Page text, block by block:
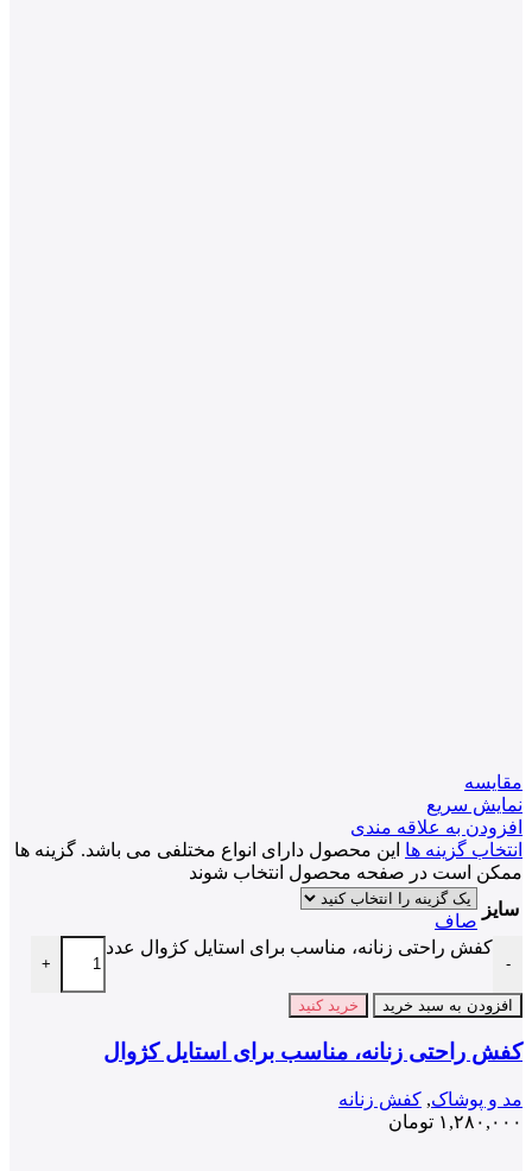
مقايسه
نمایش سریع
افزودن به علاقه مندی
انتخاب گزینه ها این محصول دارای انواع مختلفی می باشد. گزینه ها
ممکن است در صفحه محصول انتخاب شوند
سایز
صاف
-
کفش راحتی زنانه، مناسب برای استایل کژوال عدد
+
افزودن به سبد خرید خرید کنید
کفش راحتی زنانه، مناسب برای استایل کژوال
مد و پوشاک, کفش زنانه
۱,۲۸۰,۰۰۰ تومان